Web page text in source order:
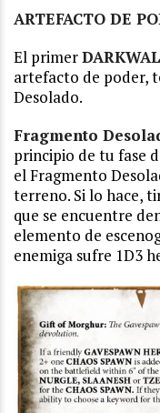
ARTEFACTO DE
El primer
artefacto de poder,
Desolado.
Fragmento
principio de tu fase
el Fragmento
terreno. Si lo hace,
que se encuentre
elemento de
enemiga sufre 1D3